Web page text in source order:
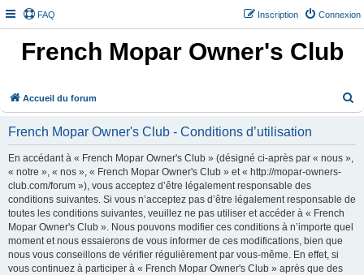
FAQ Connexion
Inscription
French Mopar Owner's Club
Accueil du forum
French Mopar Owner's Club - Conditions d’utilisation
En accédant à « French Mopar Owner's Club » (désigné ci-après par « nous »,
« notre », « nos », « French Mopar Owner's Club » et « http://mopar-owners-
club.com/forum »), vous acceptez d’être légalement responsable des
conditions suivantes. Si vous n’acceptez pas d’être légalement responsable de
toutes les conditions suivantes, veuillez ne pas utiliser et accéder à « French
Mopar Owner's Club ». Nous pouvons modifier ces conditions à n’importe quel
moment et nous essaierons de vous informer de ces modifications, bien que
nous vous conseillons de vérifier régulièrement par vous-même. En effet, si
vous continuez à participer à « French Mopar Owner's Club » après que des